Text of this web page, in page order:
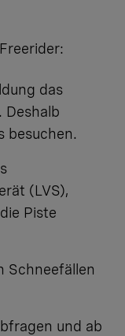
das
Deshalb
besuchen.
(LVS),
Piste
Schneefällen
und ab